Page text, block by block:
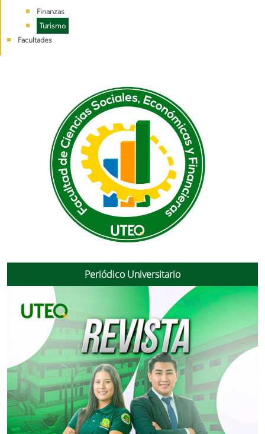
Finanzas
Turismo
Facultades
Periódico Universitario